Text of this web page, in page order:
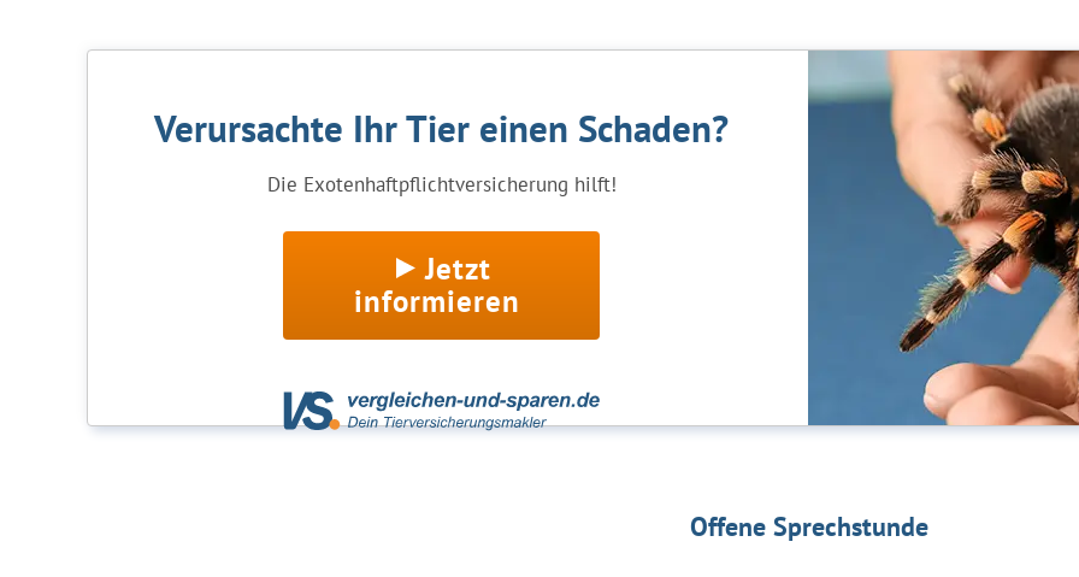
Verursachte Ihr Tier einen Schaden?
Die Exotenhaftpflichtversicherung hilft!
Jetzt
informieren
Offene Sprechstunde